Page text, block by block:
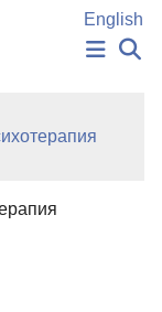
English